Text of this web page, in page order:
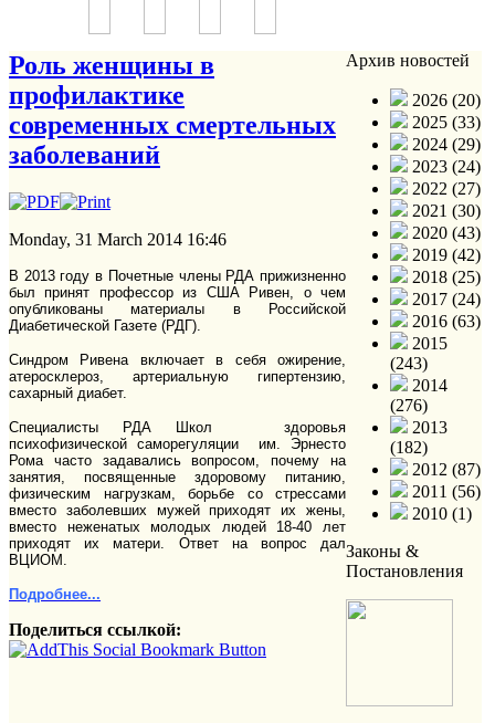
Роль женщины в
профилактике
современных смертельных
заболеваний
Monday, 31 March 2014 16:46
В 2013 году в Почетные члены РДА прижизненно
был принят профессор из США Ривен, о чем
опубликованы материалы в Российской
Диабетической Газете (РДГ).
Синдром Ривена включает в себя ожирение,
атеросклероз, артериальную гипертензию,
сахарный диабет.
Специалисты РДА Школ здоровья
психофизической саморегуляции им. Эрнесто
Рома часто задавались вопросом, почему на
занятия, посвященные здоровому питанию,
физическим нагрузкам, борьбе со стрессами
вместо заболевших мужей приходят их жены,
вместо неженатых молодых людей 18-40 лет
приходят их матери. Ответ на вопрос дал
ВЦИОМ.
Подробнее...
Поделиться ссылкой:
Архив новостей
2026 (20)
2025 (33)
2024 (29)
2023 (24)
2022 (27)
2021 (30)
2020 (43)
2019 (42)
2018 (25)
2017 (24)
2016 (63)
2015
(243)
2014
(276)
2013
(182)
2012 (87)
2011 (56)
2010 (1)
Законы &
Постановления